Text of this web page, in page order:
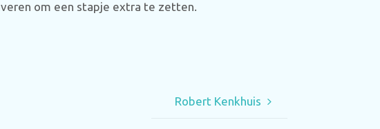
om een stapje extra te zetten.
Robert Kenkhuis